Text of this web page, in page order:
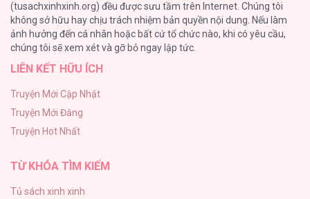
BƠI TRONG MÙI HƯƠNG [...] – Chap 17
Cash Or Credit
44
BÌNH MINH CHIA CẮT BÓNG ĐÊM
ONESHOT CHỊCH VỒN CHỊCH VÃ
31
(tusachxinhxinh.org) đều được sưu tầm trên Internet. Chúng tôi
không sở hữu hay chịu trách nhiệm bản quyền nội dung. Nếu làm
ảnh hưởng đến cá nhân hoặc bất cứ tổ chức nào, khi có yêu cầu,
chúng tôi sẽ xem xét và gỡ bỏ ngay lập tức.
LIÊN KẾT HỮU ÍCH
Truyện Mới Cập Nhật
Truyện Mới Đăng
Truyện Hot Nhất
TỪ KHÓA TÌM KIẾM
Tủ sách xinh xinh